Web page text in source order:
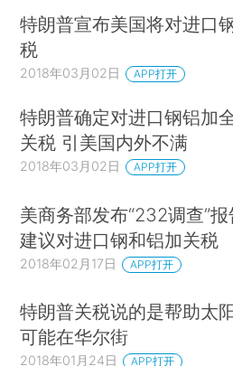
特朗普宣布美国将对进口
税
2018年03月02日 APP打开
特朗普确定对进口钢铝加
关税 引美国内外不满
2018年03月02日 APP打开
美商务部发布“232调查”报
建议对进口钢和铝加关税
2018年02月17日 APP打开
特朗普关税说的是帮助太
可能在华尔街
2018年01月24日 APP打开